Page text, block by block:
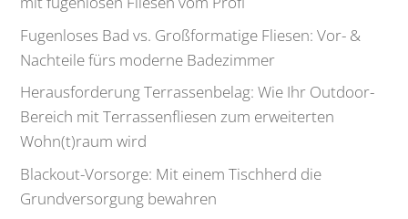
Fugenloses Bad vs. Großformatige Fliesen: Vor- &
Nachteile fürs moderne Badezimmer
Herausforderung Terrassenbelag: Wie Ihr Outdoor-
Bereich mit Terrassenfliesen zum erweiterten
Wohn(t)raum wird
Blackout-Vorsorge: Mit einem Tischherd die
Grundversorgung bewahren